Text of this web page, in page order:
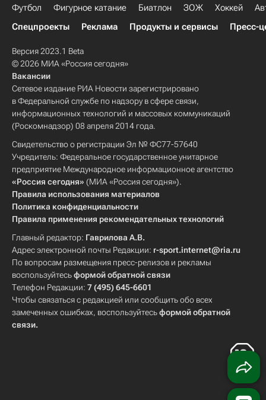
Футбол Фигурное катание Биатлон ЗОЖ Хоккей
Спецпроекты
Реклама Продукты и сервисы Пресс-
Версия 2023.1 Beta
© 2026 МИА «Россия сегодня»
Вакансии
Сетевое издание РИА Новости зарегистрировано
в Федеральной службе по надзору в сфере связи,
информационных технологий и массовых коммуникаций
(Роскомнадзор) 08 апреля 2014 года.
Свидетельство о регистрации Эл № ФС77-57640
Учредитель: Федеральное государственное унитарное
предприятие Международное информационное агентство
«Россия сегодня» (МИА «Россия сегодня»).
Правила использования материалов
Политика конфиденциальности
Правила применения рекомендательных технологий
Главный редактор: Гаврилова А.В.
Адрес электронной почты Редакции: r-sport.internet@ria.ru
По вопросам размещения пресс-релизов и рекламы
воспользуйтесьформой обратной связи
Телефон Редакции: 7 (495) 645-6601
Чтобы связаться с редакцией или сообщить обо всех
замеченных ошибках, воспользуйтесьформой обратной
связи.